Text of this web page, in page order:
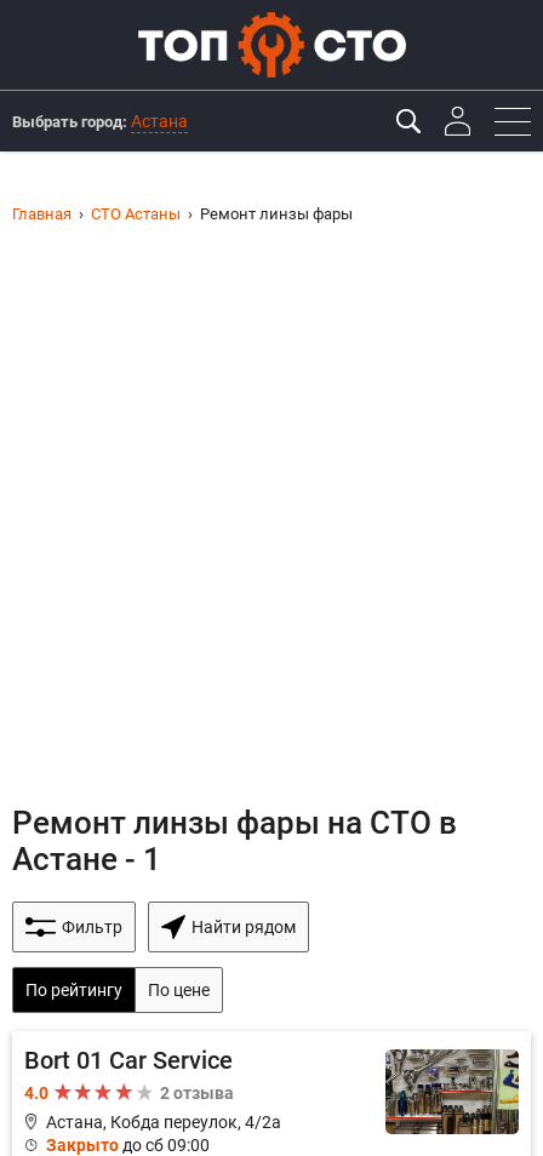
Выбрать город: Астана
Главная СТО Астаны Ремонт линзы фары
Ремонт линзы фары на СТО в
Астане - 1
Фильтр Найти рядом
По рейтингу По цене
Bort 01 Car Service
4.0
2 отзыва
Астана, Кобда переулок, 4/2а
Закрыто до сб 09:00